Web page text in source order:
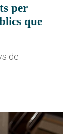
per
que
de